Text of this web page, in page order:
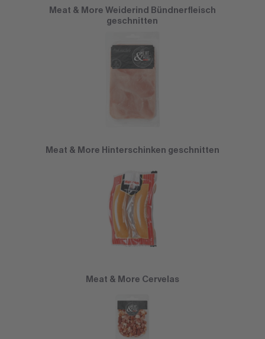
Meat & More Weiderind Bündnerfleisch
geschnitten
Meat & More Hinterschinken geschnitten
Meat & More Cervelas